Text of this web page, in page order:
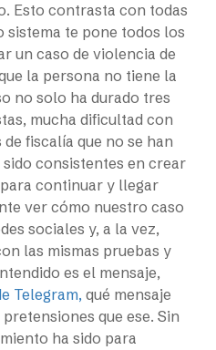
Esto contrasta con todas
sistema te pone todos los
un caso de violencia de
la persona no tiene la
no solo ha durado tres
mucha dificultad con
fiscalía que no se han
consistentes en crear
continuar y llegar
ver cómo nuestro caso
sociales y, a la vez,
las mismas pruebas y
es el mensaje,
Telegram, qué mensaje
que ese. Sin
ha sido para